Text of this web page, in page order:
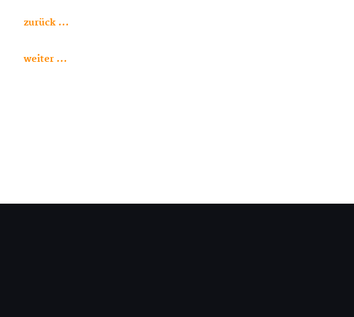
zurück ...
weiter ...